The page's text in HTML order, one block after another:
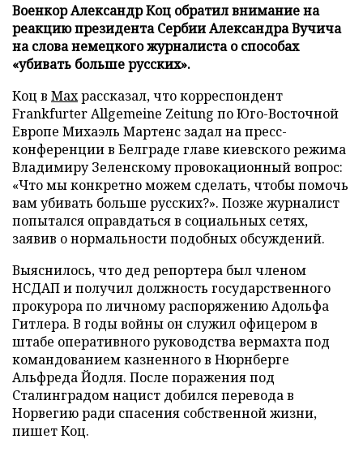
Военкор Александр Коц обратил внимание на
реакцию президента Сербии Александра Вучича
на слова немецкого журналиста о способах
«убивать больше русских».
Коц в Махрассказал, что корреспондент
Frankfurter Allgemeine Zeitung по Юго-Восточной
Европе Михаэль Мартенс задал на пресс-
конференции в Белграде главе киевского режима
Владимиру Зеленскому провокационный вопрос:
«Что мы конкретно можем сделать, чтобы помочь
вам убивать больше русских?». Позже журналист
попытался оправдаться в социальных сетях,
заявив о нормальности подобных обсуждений.
Выяснилось, что дед репортера был членом
НСДАП и получил должность государственного
прокурора по личному распоряжению Адольфа
Гитлера. В годы войны он служил офицером в
штабе оперативного руководства вермахта под
командованием казненного в Нюрнберге
Альфреда Йодля. После поражения под
Сталинградом нацист добился перевода в
Норвегию ради спасения собственной жизни,
пишет Коц.